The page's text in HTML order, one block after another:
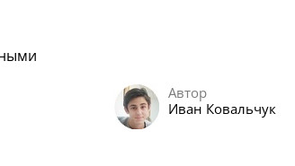
Автор
Иван Ковальчук